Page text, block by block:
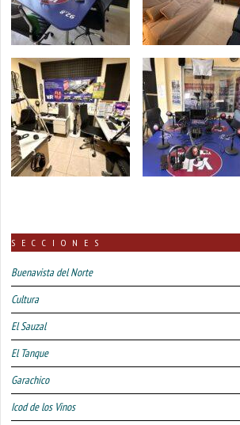
SECCIONES
Buenavista del Norte
Cultura
El Sauzal
El Tanque
Garachico
Icod de los Vinos